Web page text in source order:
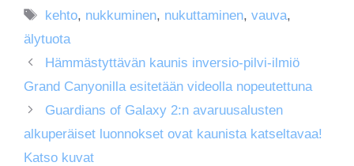
Avainsanat
kehto, nukkuminen, nukuttaminen,vauva,
älytuota
Hämmästyttävän kaunis inversio-pilvi-ilmiö
Grand Canyonilla esitetään videolla nopeutettuna
Guardians of Galaxy 2:n avaruusalusten
alkuperäiset luonnokset ovat kaunista katseltavaa!
Katso kuvat